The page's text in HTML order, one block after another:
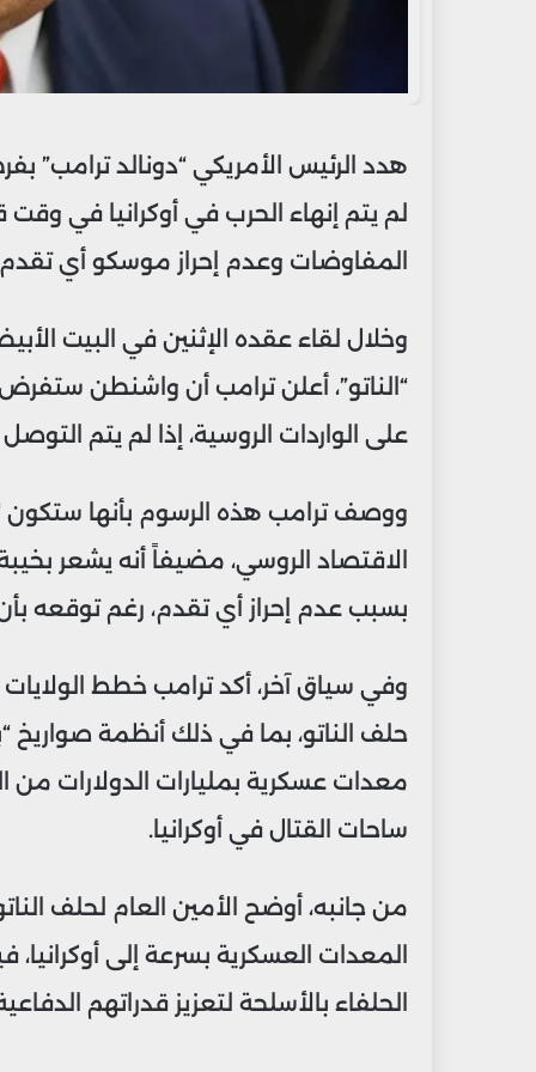
هدد الرئيس الأمريكي “دونالد ترامب”
لم يتم إنهاء الحرب في أوكرانيا في وقت
المفاوضات وعدم إحراز موسكو أي تقدم
وخلال لقاء عقده الإثنين في البيت
على الواردات الروسية، إذا لم يتم التوصل
ووصف ترامب هذه الرسوم بأنها ستكون
الاقتصاد الروسي، مضيفاً أنه يشعر
بسبب عدم إحراز أي تقدم، رغم توقعه
وفي سياق آخر، أكد ترامب خطط الولايات
حلف الناتو، بما في ذلك أنظمة صواريخ
معدات عسكرية بمليارات الدولارات من
ساحات القتال في أوكرانيا.
من جانبه، أوضح الأمين العام لحلف
المعدات العسكرية بسرعة إلى أوكرانيا،
الحلفاء بالأسلحة لتعزيز قدراتهم